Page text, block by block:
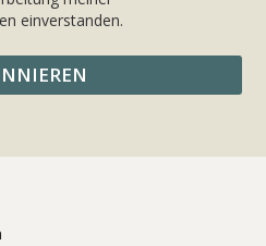
einverstanden.